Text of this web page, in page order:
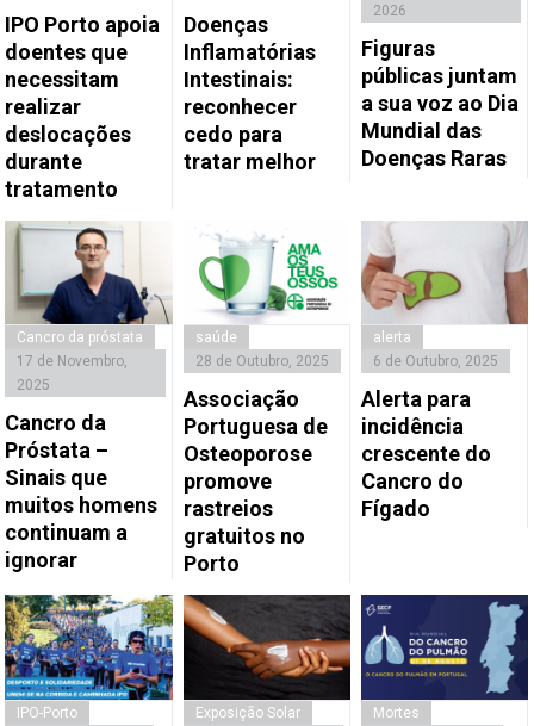
IPO Porto apoia
doentes que
necessitam
realizar
deslocações
durante
tratamento
Doenças
Inflamatórias
Intestinais:
reconhecer
cedo para
tratar melhor
2026
Figuras
públicas juntam
a sua voz ao Dia
Mundial das
Doenças Raras
Cancro da próstata
17 de Novembro,
2025
Cancro da
Próstata –
Sinais que
muitos homens
continuam a
ignorar
saúde
28 de Outubro, 2025
Associação
Portuguesa de
Osteoporose
promove
rastreios
gratuitos no
Porto
alerta
6 de Outubro, 2025
Alerta para
incidência
crescente do
Cancro do
Fígado
IPO-Porto Exposição Solar Mortes